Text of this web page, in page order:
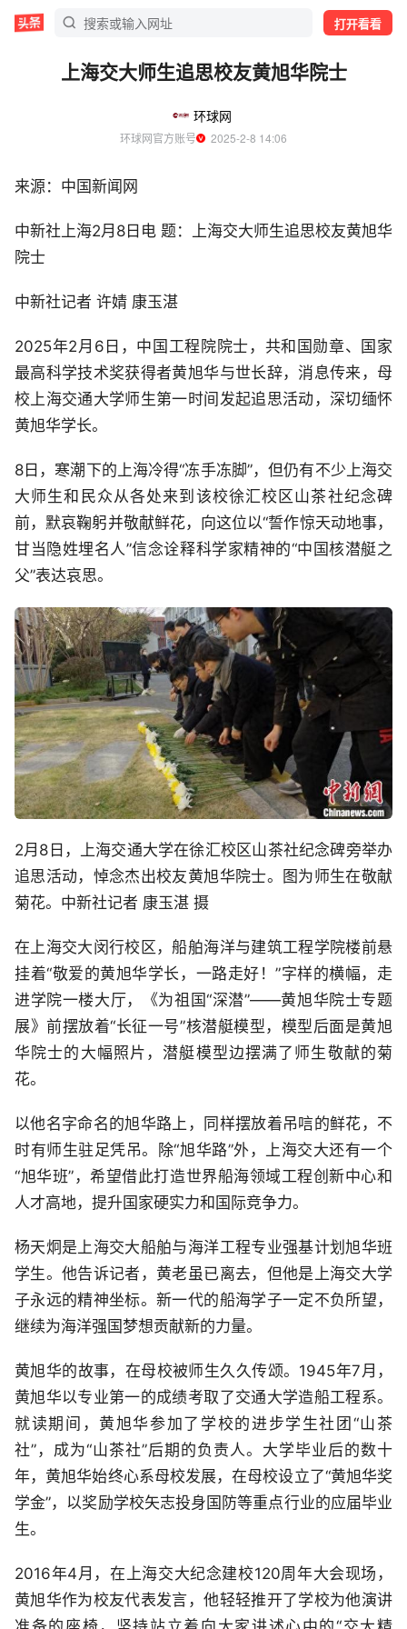
打开看看
上海交大师生追思校友黄旭华院士
环球网
环球网官方账号
  2025-2-8 14:06
来源：中国新闻网
中新社上海2月8日电 题：上海交大师生追思校友黄旭华
院士
中新社记者 许婧 康玉湛
2025年2月6日，中国工程院院士，共和国勋章、国家
最高科学技术奖获得者黄旭华与世长辞，消息传来，母
校上海交通大学师生第一时间发起追思活动，深切缅怀
黄旭华学长。
8日，寒潮下的上海冷得“冻手冻脚”，但仍有不少上海交
大师生和民众从各处来到该校徐汇校区山茶社纪念碑
前，默哀鞠躬并敬献鲜花，向这位以“誓作惊天动地事，
甘当隐姓埋名人”信念诠释科学家精神的“中国核潜艇之
父”表达哀思。
2月8日，上海交通大学在徐汇校区山茶社纪念碑旁举办
追思活动，悼念杰出校友黄旭华院士。图为师生在敬献
菊花。中新社记者 康玉湛 摄
在上海交大闵行校区，船舶海洋与建筑工程学院楼前悬
挂着“敬爱的黄旭华学长，一路走好！”字样的横幅，走
进学院一楼大厅，《为祖国“深潜”——黄旭华院士专题
展》前摆放着“长征一号”核潜艇模型，模型后面是黄旭
华院士的大幅照片，潜艇模型边摆满了师生敬献的菊
花。
以他名字命名的旭华路上，同样摆放着吊唁的鲜花，不
时有师生驻足凭吊。除“旭华路”外，上海交大还有一个
“旭华班”，希望借此打造世界船海领域工程创新中心和
人才高地，提升国家硬实力和国际竞争力。
杨天炯是上海交大船舶与海洋工程专业强基计划旭华班
学生。他告诉记者，黄老虽已离去，但他是上海交大学
子永远的精神坐标。新一代的船海学子一定不负所望，
继续为海洋强国梦想贡献新的力量。
黄旭华的故事，在母校被师生久久传颂。1945年7月，
黄旭华以专业第一的成绩考取了交通大学造船工程系。
就读期间，黄旭华参加了学校的进步学生社团“山茶
社”，成为“山茶社”后期的负责人。大学毕业后的数十
年，黄旭华始终心系母校发展，在母校设立了“黄旭华奖
学金”，以奖励学校矢志投身国防等重点行业的应届毕业
生。
2016年4月，在上海交大纪念建校120周年大会现场，
黄旭华作为校友代表发言，他轻轻推开了学校为他演讲